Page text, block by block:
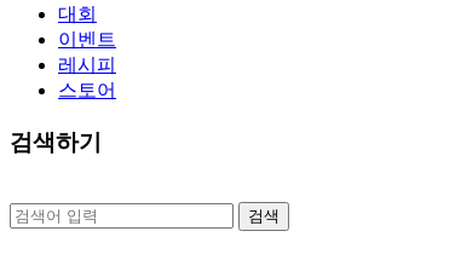
대회
이벤트
레시피
스토어
검색하기
검